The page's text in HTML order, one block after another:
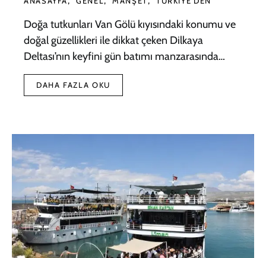
Doğa tutkunları Van Gölü kıyısındaki konumu ve
doğal güzellikleri ile dikkat çeken Dilkaya
Deltası’nın keyfini gün batımı manzarasında…
DAHA FAZLA OKU